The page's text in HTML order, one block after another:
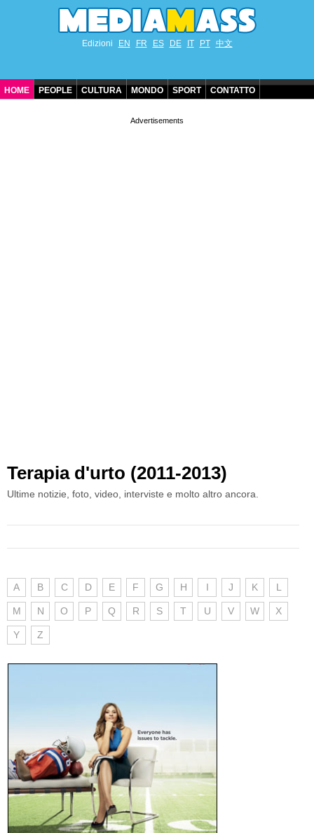
Edizioni EN FR ES DE IT PT 中文
HOME PEOPLE CULTURA MONDO SPORT CONTATTO
Terapia d'urto (2011-2013)
Ultime notizie, foto, video, interviste e molto altro ancora.
A B C D E F G H I J K L
M N O P Q R S T U V W X
Y Z